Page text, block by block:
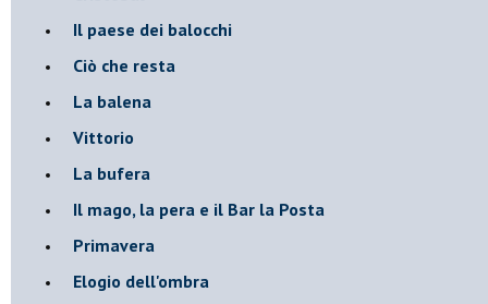
Il paese dei balocchi
Ciò che resta
La balena
Vittorio
La bufera
Il mago, la pera e il Bar la Posta
Primavera
Elogio dell'ombra